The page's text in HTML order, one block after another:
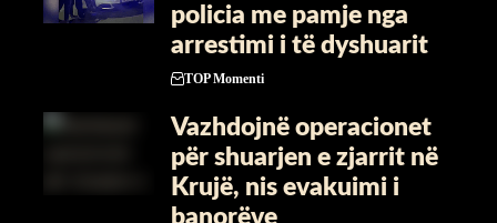
policia me pamje nga
arrestimi i të dyshuarit
TOP Momenti
Vazhdojnë operacionet
për shuarjen e zjarrit në
Krujë, nis evakuimi i
banorëve